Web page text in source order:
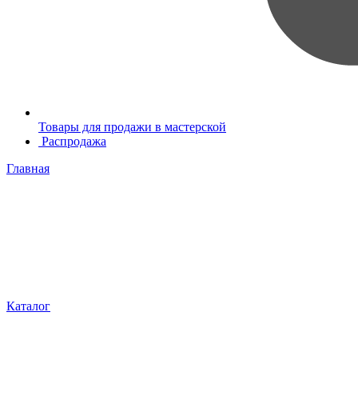
Товары для продажи в мастерской
Распродажа
Главная
Каталог